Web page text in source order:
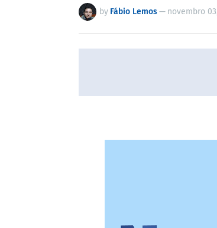
by Fábio Lemos— novembro